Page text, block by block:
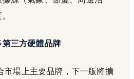
第三方硬體品牌
市場上主要品牌，下一版將擴